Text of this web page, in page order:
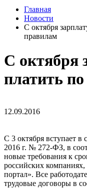
Главная
Новости
С октября
правилам
С октября
платить
12.09.2016
С 3 октября вступает
2016 г. № 272-ФЗ, в
новые требования к
российских
портал». Все
трудовые договоры в